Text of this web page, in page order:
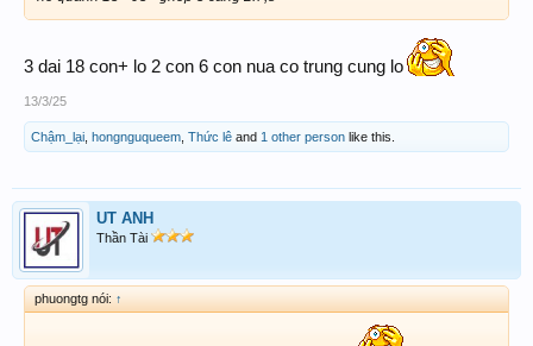
3 dai 18 con+ lo 2 con 6 con nua co trung cung lo
13/3/25
Chậm_lại hongnguqueem Thức lê and 1 other person like this.
UT ANH
Thần Tài
phuongtg nói: ↑